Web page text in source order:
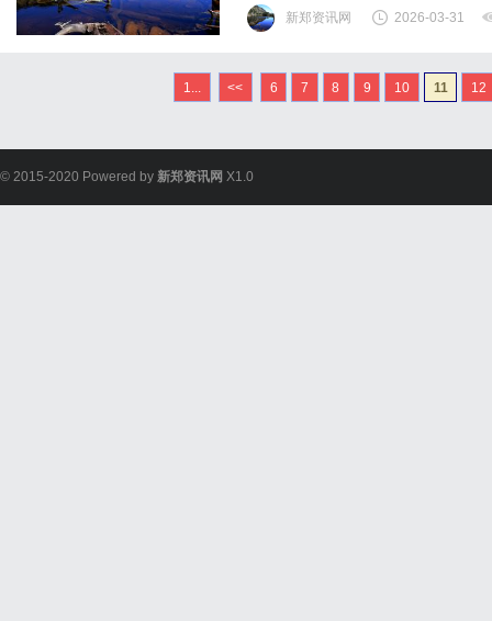
便利与合法的重要性。
新郑资讯网 2026-03-31
1... << 6 7 8 9 10 11 12
© 2015-2020 Powered by 新郑资讯网 X1.0